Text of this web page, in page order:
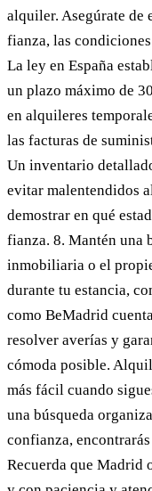
alquiler. Asegúrate de
fianza, las
La ley en España
un plazo máximo de
en alquileres
las facturas de
Un inventario
evitar malentendidos
demostrar en qué
fianza. 8. Mantén una
inmobiliaria o el
durante tu estancia,
como BeMadrid
resolver averías y
cómoda posible.
más fácil cuando
una búsqueda
confianza,
Recuerda que Madrid